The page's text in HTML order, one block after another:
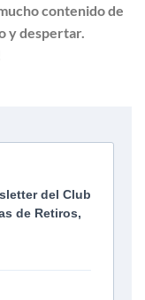
contenido de
y despertar.